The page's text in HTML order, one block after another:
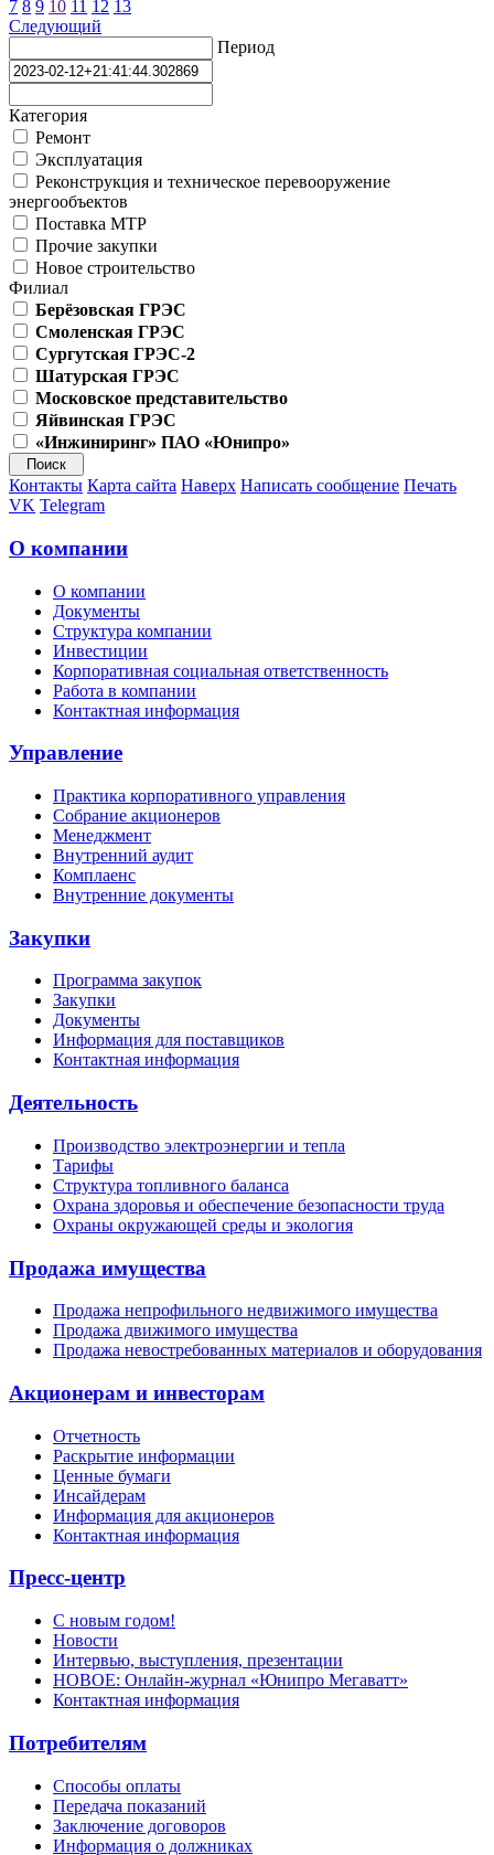
7 8 9 10 11 12 13
Следующий
Период
Категория
Ремонт
Эксплуатация
Реконструкция и техническое перевооружение
энергообъектов
Поставка МТР
Прочие закупки
Новое строительство
Филиал
Берёзовская ГРЭС
Смоленская ГРЭС
Сургутская ГРЭС-2
Шатурская ГРЭС
Московское представительство
Яйвинская ГРЭС
«Инжиниринг» ПАО «Юнипро»
Контакты Карта сайта Наверх Написать сообщение Печать
VK Telegram
О компании
О компании
Документы
Структура компании
Инвестиции
Корпоративная социальная ответственность
Работа в компании
Контактная информация
Управление
Практика корпоративного управления
Собрание акционеров
Менеджмент
Внутренний аудит
Комплаенс
Внутренние документы
Закупки
Программа закупок
Закупки
Документы
Информация для поставщиков
Контактная информация
Деятельность
Производство электроэнергии и тепла
Тарифы
Структура топливного баланса
Охрана здоровья и обеспечение безопасности труда
Охраны окружающей среды и экология
Продажа имущества
Продажа непрофильного недвижимого имущества
Продажа движимого имущества
Продажа невостребованных материалов и оборудования
Акционерам и инвесторам
Отчетность
Раскрытие информации
Ценные бумаги
Инсайдерам
Информация для акционеров
Контактная информация
Пресс-центр
С новым годом!
Новости
Интервью, выступления, презентации
НОВОЕ: Онлайн-журнал «Юнипро Мегаватт»
Контактная информация
Потребителям
Способы оплаты
Передача показаний
Заключение договоров
Информация о должниках